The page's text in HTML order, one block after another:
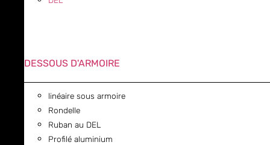
DESSOUS D'ARMOIRE
linéaire sous armoire
Rondelle
Ruban au DEL
Profilé aluminium